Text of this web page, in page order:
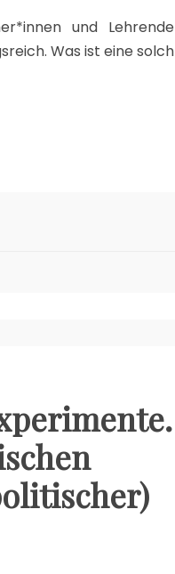
und Lehrende
Was ist eine solch